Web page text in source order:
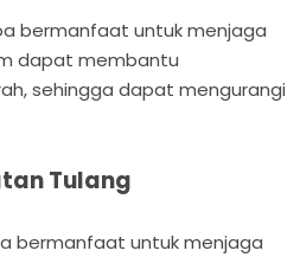
bermanfaat untuk menjaga
dapat membantu
sehingga dapat mengurangi
Tulang
bermanfaat untuk menjaga